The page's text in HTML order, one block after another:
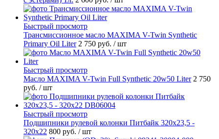
Быстрый просмотр
Трансмиссионное масло MAXIMA V-Twin Synthetic
Primary Oil Liter 2 750 руб. / шт
Быстрый просмотр
Масло MAXIMA V-Twin Full Synthetic 20w50 Liter 2 750
руб. / шт
Быстрый просмотр
Подшипники рулевой колонки Питбайк 320x23,5 -
320x22 800 руб. / шт